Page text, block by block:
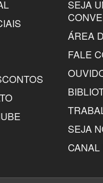
SEJA
ÁREA
FALE
SEJA
CANAL